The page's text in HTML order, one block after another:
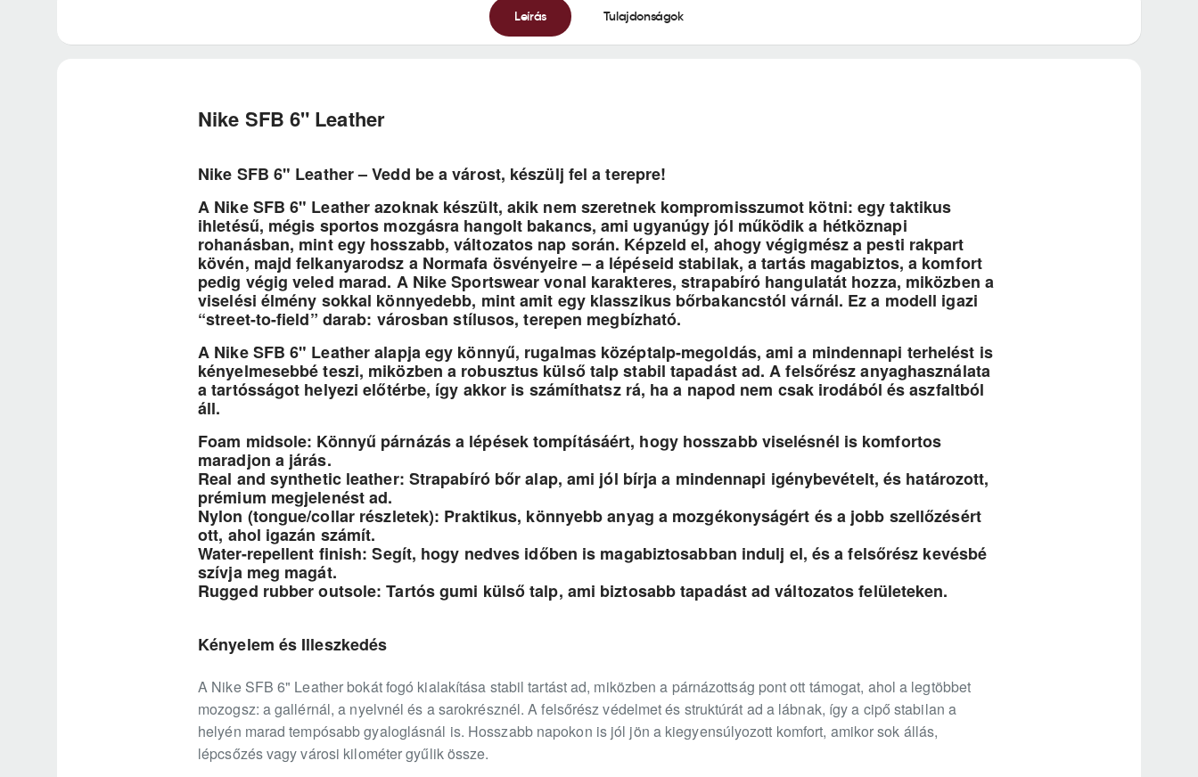
Leírás Tulajdonságok
Nike SFB 6" Leather
Nike SFB 6" Leather – Vedd be a várost, készülj fel a terepre!
A Nike SFB 6" Leather azoknak készült, akik nem szeretnek kompromisszumot kötni: egy taktikus
ihletésű, mégis sportos mozgásra hangolt bakancs, ami ugyanúgy jól működik a hétköznapi
rohanásban, mint egy hosszabb, változatos nap során. Képzeld el, ahogy végigmész a pesti rakpart
kövén, majd felkanyarodsz a Normafa ösvényeire – a lépéseid stabilak, a tartás magabiztos, a komfort
pedig végig veled marad. A Nike Sportswear vonal karakteres, strapabíró hangulatát hozza, miközben a
viselési élmény sokkal könnyedebb, mint amit egy klasszikus bőrbakancstól várnál. Ez a modell igazi
“street-to-field” darab: városban stílusos, terepen megbízható.
A Nike SFB 6" Leather alapja egy könnyű, rugalmas középtalp-megoldás, ami a mindennapi terhelést is
kényelmesebbé teszi, miközben a robusztus külső talp stabil tapadást ad. A felsőrész anyaghasználata
a tartósságot helyezi előtérbe, így akkor is számíthatsz rá, ha a napod nem csak irodából és aszfaltból
áll.
Foam midsole: Könnyű párnázás a lépések tompításáért, hogy hosszabb viselésnél is komfortos
maradjon a járás.
Real and synthetic leather: Strapabíró bőr alap, ami jól bírja a mindennapi igénybevételt, és határozott,
prémium megjelenést ad.
Nylon (tongue/collar részletek): Praktikus, könnyebb anyag a mozgékonyságért és a jobb szellőzésért
ott, ahol igazán számít.
Water-repellent finish: Segít, hogy nedves időben is magabiztosabban indulj el, és a felsőrész kevésbé
szívja meg magát.
Rugged rubber outsole: Tartós gumi külső talp, ami biztosabb tapadást ad változatos felületeken.
Kényelem és Illeszkedés
A Nike SFB 6" Leather bokát fogó kialakítása stabil tartást ad, miközben a párnázottság pont ott támogat, ahol a legtöbbet
mozogsz: a gallérnál, a nyelvnél és a sarokrésznél. A felsőrész védelmet és struktúrát ad a lábnak, így a cipő stabilan a
helyén marad tempósabb gyaloglásnál is. Hosszabb napokon is jól jön a kiegyensúlyozott komfort, amikor sok állás,
lépcsőzés vagy városi kilométer gyűlik össze.